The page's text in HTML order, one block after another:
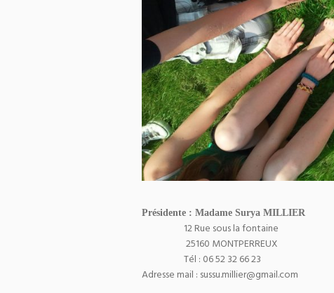
Présidente : Madame Surya MILLIER
12 Rue sous la fontaine
25160 MONTPERREUX
Tél : 06 52 32 66 23
Adresse mail : sussu.millier@gmail.com